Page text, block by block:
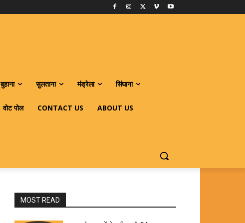
बुहाना सुलताना मंड्रेला सिंघाना
वोट पोल CONTACT US ABOUT US
MOST READ